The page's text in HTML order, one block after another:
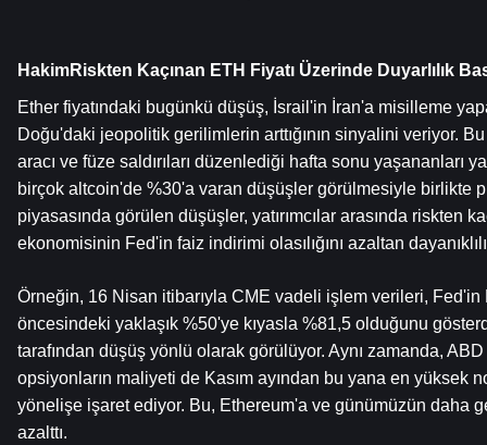
HakimRiskten Kaçınan ETH Fiyatı Üzerinde Duyarlılık
Ether fiyatındaki bugünkü düşüş, İsrail'in İran'a misilleme
Doğu'daki jeopolitik gerilimlerin arttığının sinyalini veriyor.
aracı ve füze saldırıları düzenlediği hafta sonu yaşananları
birçok altcoin'de %30'a varan düşüşler görülmesiyle birlikte
piyasasında görülen düşüşler, yatırımcılar arasında riskten
ekonomisinin Fed'in faiz indirimi olasılığını azaltan
Örneğin, 16 Nisan itibarıyla CME vadeli işlem verileri,
öncesindeki yaklaşık %50'ye kıyasla %81,5 olduğunu
tarafından düşüş yönlü olarak görülüyor. Aynı zamanda,
opsiyonların maliyeti de Kasım ayından bu yana en yüksek
yönelişe işaret ediyor. Bu, Ethereum'a ve günümüzün daha
azalttı.